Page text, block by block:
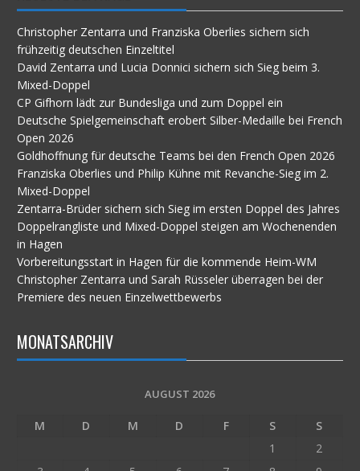
Christopher Zentarra und Franziska Oberlies sichern sich
frühzeitig deutschen Einzeltitel
David Zentarra und Lucia Donnici sichern sich Sieg beim 3.
Mixed-Doppel
CP Gifhorn lädt zur Bundesliga und zum Doppel ein
Deutsche Spielgemeinschaft erobert Silber-Medaille bei French
Open 2026
Goldhoffnung für deutsche Teams bei den French Open 2026
Franziska Oberlies und Philip Kühne mit Revanche-Sieg im 2.
Mixed-Doppel
Zentarra-Brüder sichern sich Sieg im ersten Doppel des Jahres
Doppelrangliste und Mixed-Doppel steigen am Wochenenden
in Hagen
Vorbereitungsstart in Hagen für die kommende Heim-WM
Christopher Zentarra und Sarah Rüsseler überragen bei der
Premiere des neuen Einzelwettbewerbs
MONATSARCHIV
AUGUST 2026
M D M D F S
S
1
2